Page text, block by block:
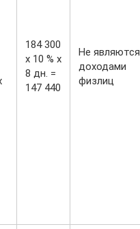
184 300
х 10 % х
8 дн. =
147 440
Не являются
доходами
физлиц